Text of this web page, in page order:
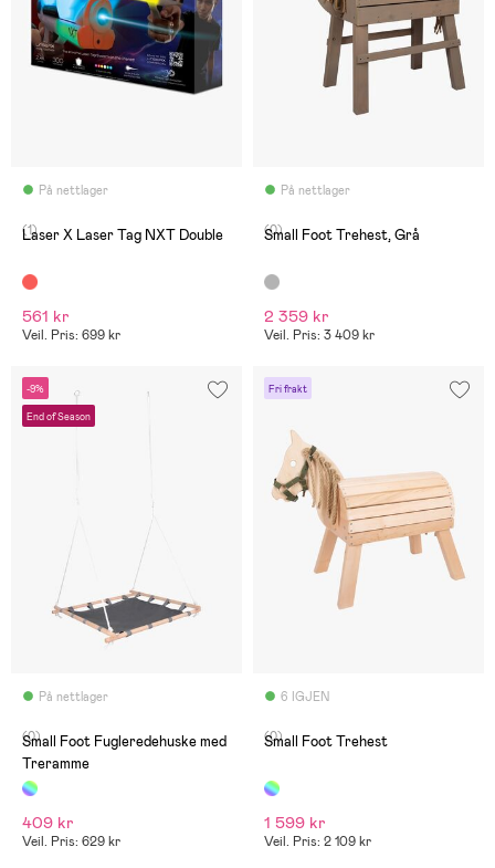
På nettlager
(1)
Laser X Laser Tag NXT Double
561 kr
Veil. Pris: 699 kr
På nettlager
(0)
Small Foot Tre­hest, Grå
2 359 kr
Veil. Pris: 3 409 kr
-9%
End of Season
På nettlager
(0)
Small Foot Fugleredehuske med
Treramme
409 kr
Veil. Pris: 629 kr
Fri frakt
6 IGJEN
(0)
Small Foot Tre­hest
1 599 kr
Veil. Pris: 2 109 kr